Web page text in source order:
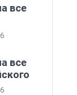
все
все